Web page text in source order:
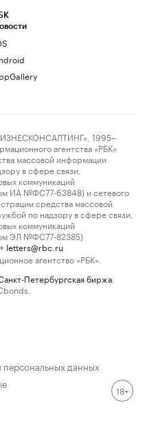
1995–
агентства «РБК»
массовой информации
в сфере связи,
коммуникаций
ИА №ФС77-63848) и сетевого
средства массовой
по надзору в сфере связи,
коммуникаций
ЭЛ №ФС77-82385)
letters@rbc.ru
агентство «РБК».
Петербургская биржа
данных
18+